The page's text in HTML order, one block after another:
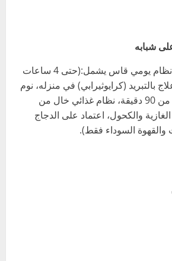
شبابه
يحافظ رونالدو على نظام يومي قاس يشمل:(حتى 4 ساعات
بالتبريد (كرايوثيرابي) في منزله، نوم
مقسم إلى 5 دورات من 90 دقيقة، نظام غذائي خال من
والكحول، اعتماد على الدجاج
السوداء فقط).